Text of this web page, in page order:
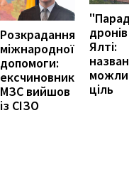
Розкрадання
міжнародної
допомоги:
ексчиновник
МЗС вийшов
із СІЗО
Ялті:
ціль